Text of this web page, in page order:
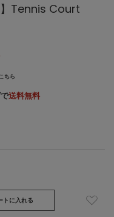
Tennis Court
ちら
送料無料
トに入れる